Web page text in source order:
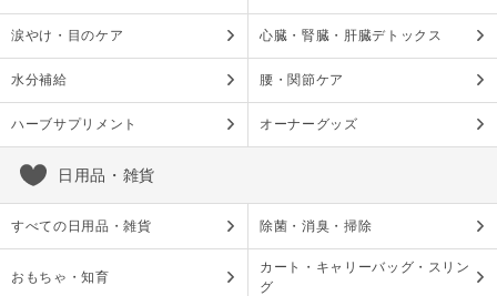
涙やけ・目のケア 心臓・腎臓・肝臓デトックス
水分補給 腰・関節ケア
ハーブサプリメント オーナーグッズ
日用品・雑貨
すべての日用品・雑貨 除菌・消臭・掃除
おもちゃ・知育
カート・キャリーバッグ・スリン
グ